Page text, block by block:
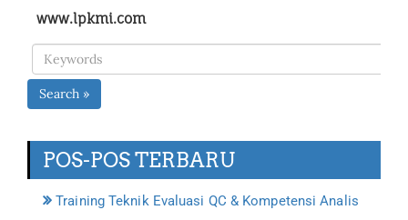
www.lpkmi.com
Search »
POS-POS TERBARU
Training Teknik Evaluasi QC & Kompetensi Analis